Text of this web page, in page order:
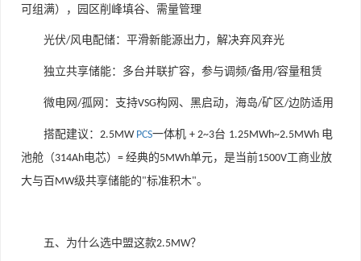
可组满），园区削峰填谷、需量管理
光伏/风电配储：平滑新能源出力，解决弃风弃光
独立共享储能：多台并联扩容，参与调频/备用/容量租赁
微电网 /孤网：支持VSG构网、黑启动，海岛/矿区/边防适用
搭配建议： 2.5MW PCS一体机 + 2~3台 1.25MWh~2.5MWh 电
池舱（314Ah电芯） = 经典的5MWh单元，是当前1500V工商业放
大与百 MW级共享储能的"标准积木"。
五、为什么选中盟这款2.5MW？